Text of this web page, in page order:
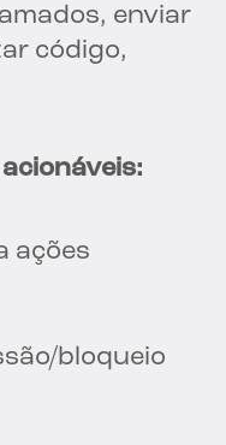
enviar
código,
ações
bloqueio